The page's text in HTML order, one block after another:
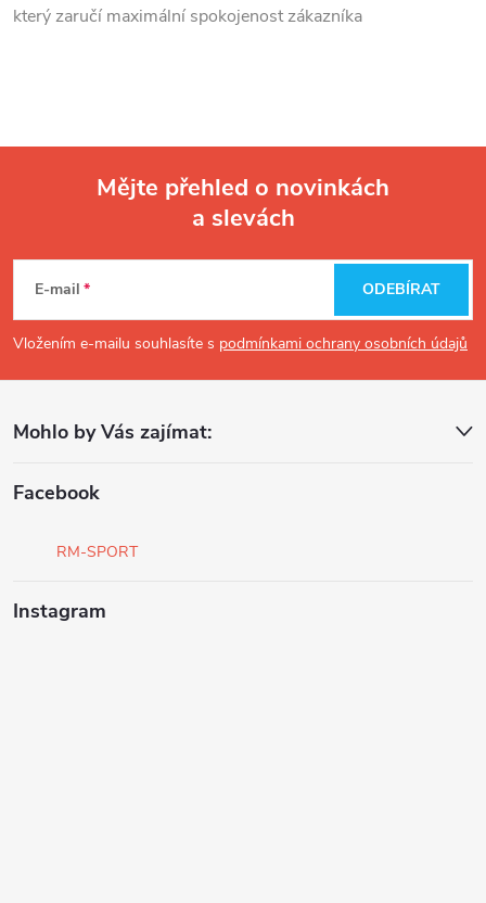
který zaručí maximální spokojenost zákazníka
p
a
Mějte přehled o novinkách
a slevách
E-mail
Vložením e-mailu souhlasíte s podmínkami ochrany osobních údajů
ODEBÍRAT
Mohlo by Vás zajímat:
Facebook
RM-SPORT
Instagram